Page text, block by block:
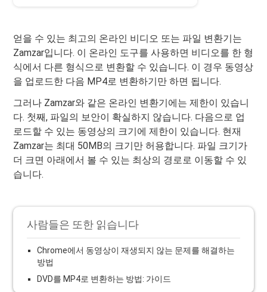
얻을 수 있는 최고의 온라인 비디오 또는 파일 변환기는
Zamzar입니다. 이 온라인 도구를 사용하면 비디오를 한 형
식에서 다른 형식으로 변환할 수 있습니다. 이 경우 동영상
을 업로드한 다음 MP4로 변환하기만 하면 됩니다.
그러나 Zamzar와 같은 온라인 변환기에는 제한이 있습니
다. 첫째, 파일의 보안이 확실하지 않습니다. 다음으로 업
로드할 수 있는 동영상의 크기에 제한이 있습니다. 현재
Zamzar는 최대 50MB의 크기만 허용합니다. 파일 크기가
더 크면 아래에서 볼 수 있는 최상의 경로로 이동할 수 있
습니다.
사람들은 또한 읽습니다
Chrome에서 동영상이 재생되지 않는 문제를 해결하는
방법
DVD를 MP4로 변환하는 방법: 가이드